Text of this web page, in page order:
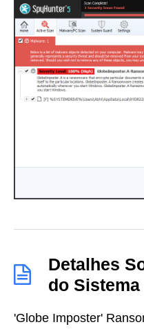
Detalhes
do Sistema
'Globe Imposter'